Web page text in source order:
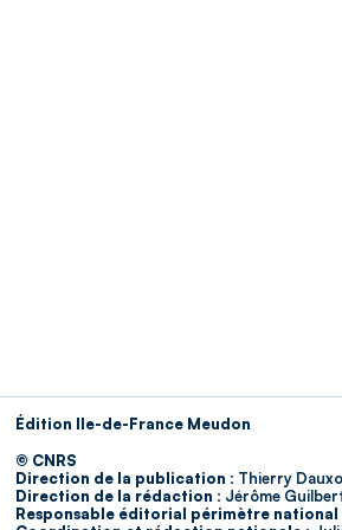
Édition Ile-de-France Meudon
© CNRS
Direction de la publication : Thierry
Direction de la rédaction : Jérôme
Responsable éditorial périmètre national